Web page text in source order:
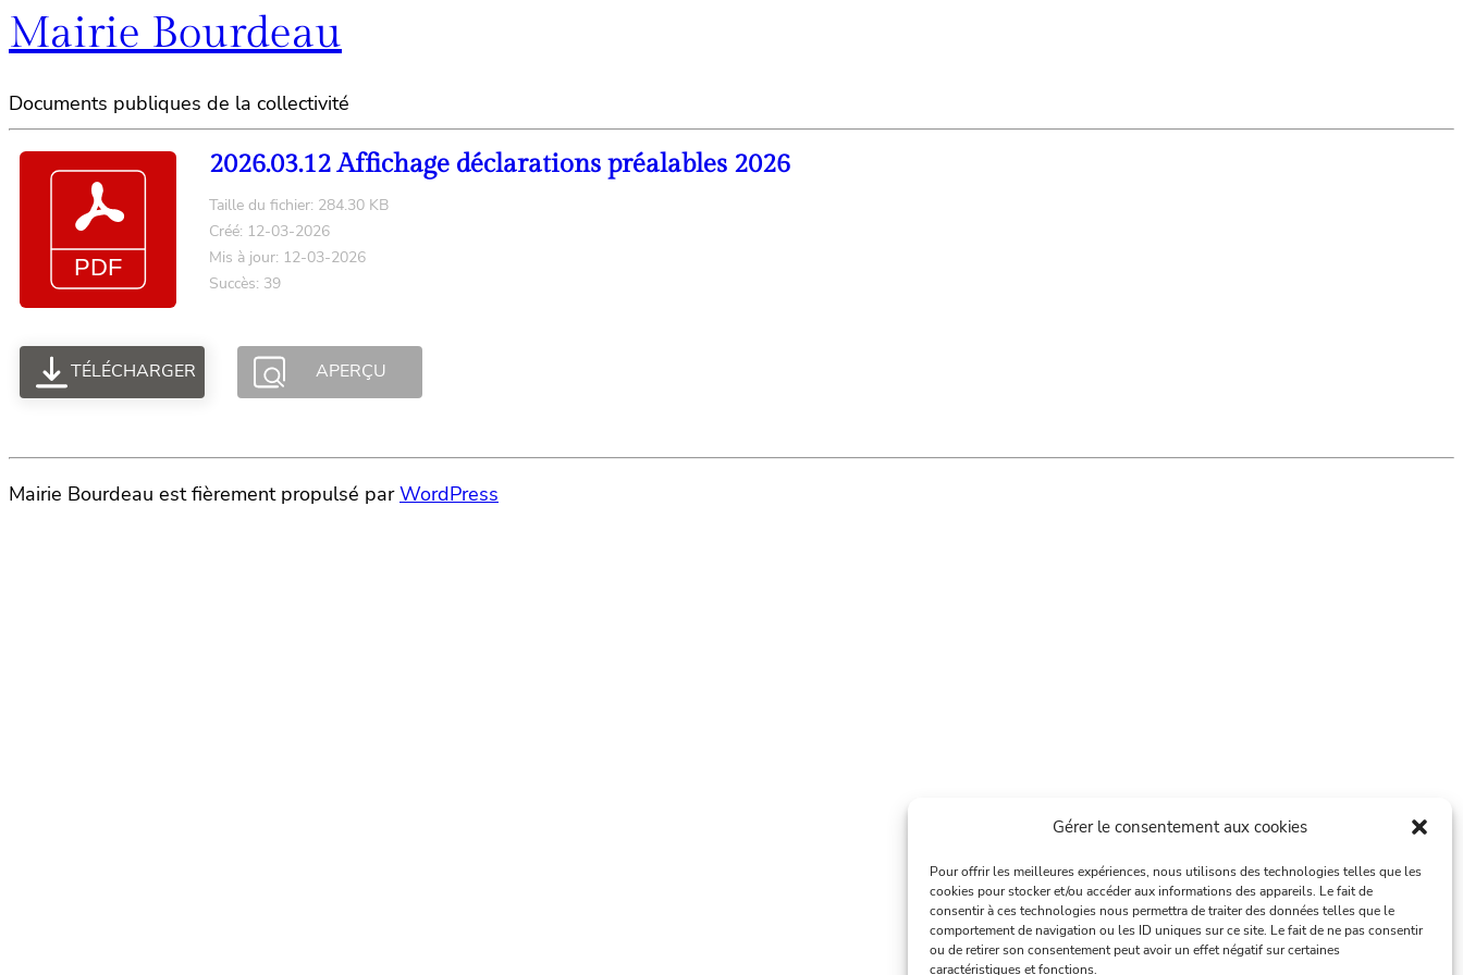
Gérer le consentement aux cookies
Pour offrir les meilleures expériences, nous utilisons des technologies telles que les
cookies pour stocker et/ou accéder aux informations des appareils. Le fait de
consentir à ces technologies nous permettra de traiter des données telles que le
comportement de navigation ou les ID uniques sur ce site. Le fait de ne pas consentir
ou de retirer son consentement peut avoir un effet négatif sur certaines
caractéristiques et fonctions.
Mairie Bourdeau
Documents publiques de la collectivité
2026.03.12 Affichage déclarations préalables 2026
Taille du fichier: 284.30 KB
Créé: 12-03-2026
Mis à jour: 12-03-2026
Succès: 39
TÉLÉCHARGER APERÇU
Mairie Bourdeau est fièrement propulsé parWordPress